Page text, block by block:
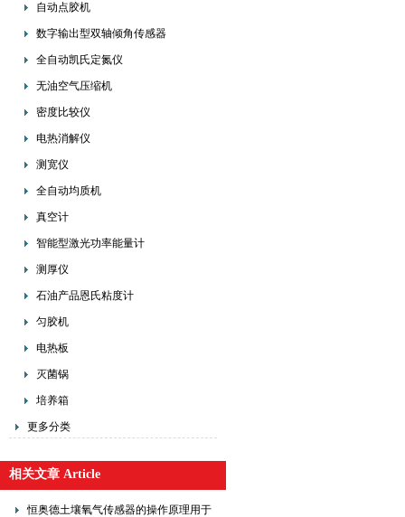
自动点胶机
数字输出型双轴倾角传感器
全自动凯氏定氮仪
无油空气压缩机
密度比较仪
电热消解仪
测宽仪
全自动均质机
真空计
智能型激光功率能量计
测厚仪
石油产品恩氏粘度计
匀胶机
电热板
灭菌锅
培养箱
更多分类
相关文章 Article
恒奥德土壤氧气传感器的操作原理用于